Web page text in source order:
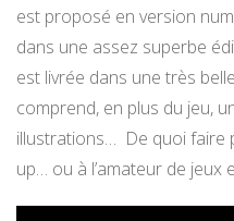
est proposé en version
dans une assez superbe
est livrée dans une très
comprend, en plus du jeu,
illustrations… De quoi faire
up… ou à l’amateur de jeux